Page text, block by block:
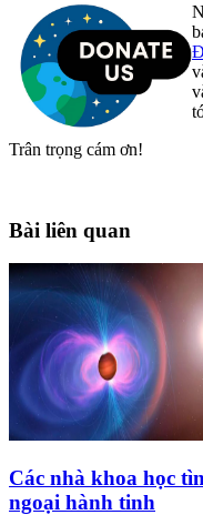
Trân trọng cám ơn!
Bài liên quan
Các nhà khoa học
ngoại hành tinh